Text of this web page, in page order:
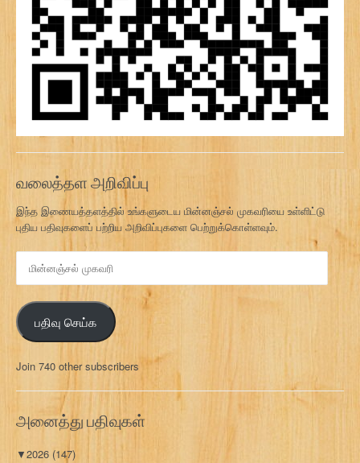
வலைத்தள அறிவிப்பு
இந்த இணையத்தளத்தில் உங்களுடைய மின்னஞ்சல் முகவரியை உள்ளிட்டு
புதிய பதிவுகளைப் பற்றிய அறிவிப்புகளை பெற்றுக்கொள்ளவும்.
ஞ்
ச
ல்
க
வ
பதிவு செய்க
Join 740 other subscribers
அனைத்து பதிவுகள்
▼2026 (147)